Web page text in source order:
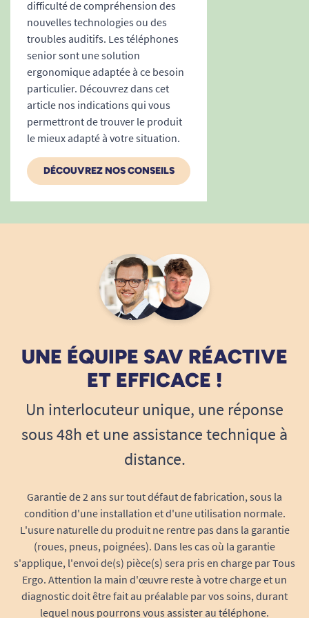
de perte.
Praticité, fiabilité et sécurité au
quotidien
Installation simple, base prévue pour pose
sur table ou murale
Montage muralpossible pour un usage
encore plus accessible.
Alimentation secteur fournie
sans fil.
Mémoire permanente des numéros même
Système DECT / GAP universel, téléphones
L’affichage et la mémoire sont instantanément
accessibles, et la numérotation
vocale/numérique adaptée à tous les besoins.
Une réponse aux besoins spécifiques
des seniors et personnes fragiles
Le téléphone Amplidect Combi 295 Photo a été
pensé pour garantir l’autonomie et l’inclusion
de tous : grandes touches, mémoires
personnalisables avec photos, compatibilité
appareils auditifs, amplification sonore,
répond ainsi aux exigences du maintien à
domicile dans des conditions optimales, tant
pour les particuliers que pour les aidants et
professionnels.
Sa conception robuste et fiable, testée pour
durer, allie discrétion et modernité (esthétique
difficulté de compréhension des
nouvelles technologies ou des
troubles auditifs. Les téléphones
senior sont une solution
ergonomique adaptée à ce besoin
particulier. Découvrez dans cet
article nos indications qui vous
permettront de trouver le produit
le mieux adapté à votre situation.
DÉCOUVREZ NOS CONSEILS
UNE ÉQUIPE SAV RÉACTIVE
ET EFFICACE !
Un interlocuteur unique, une réponse
sous 48h et une assistance technique à
distance.
Garantie de 2 ans sur tout défaut de fabrication, sous la
condition d'une installation et d'une utilisation normale.
L'usure naturelle du produit ne rentre pas dans la garantie
(roues, pneus, poignées). Dans les cas où la garantie
s'applique, l'envoi de(s) pièce(s) sera pris en charge par Tous
Ergo. Attention la main d'œuvre reste à votre charge et un
diagnostic doit être fait au préalable par vos soins, durant
lequel nous pourrons vous assister au téléphone.